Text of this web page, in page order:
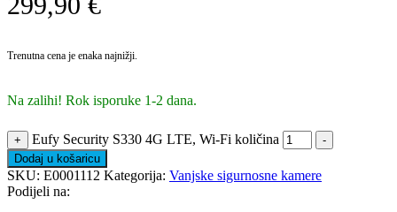
Trenutna cena je enaka najnižji.
Na zalihi! Rok isporuke 1-2 dana.
+ Eufy Security S330 4G LTE, Wi-Fi količina
-
Dodaj u košaricu
SKU: E0001112 Kategorija: Vanjske sigurnosne kamere
Podijeli na: